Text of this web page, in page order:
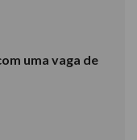
uma vaga de